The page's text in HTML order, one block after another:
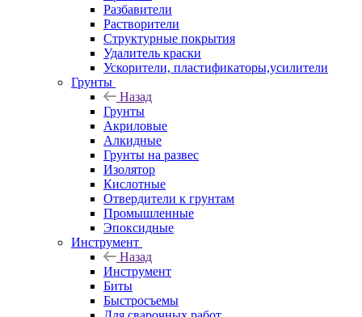
Разбавители
Растворители
Структурные покрытия
Удалитель краски
Ускорители, пластификаторы,усилители
Грунты
Назад
Грунты
Акриловые
Алкидные
Грунты на развес
Изолятор
Кислотные
Отвердители к грунтам
Промышленные
Эпоксидные
Инструмент
Назад
Инструмент
Биты
Быстросъемы